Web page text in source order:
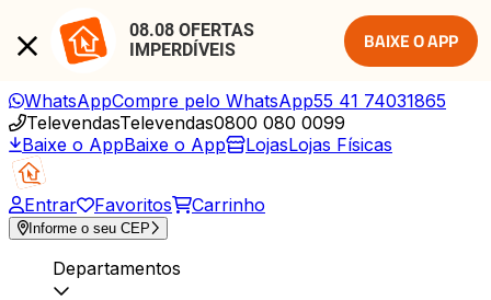
08.08 OFERTAS
IMPERDÍVEIS
BAIXE O APP
WhatsAppCompre pelo WhatsApp55 41 74031865
TelevendasTelevendas0800 080 0099
Baixe o AppBaixe o App LojasLojas Físicas
Entrar Favoritos Carrinho
Informe o seu CEP
Departamentos